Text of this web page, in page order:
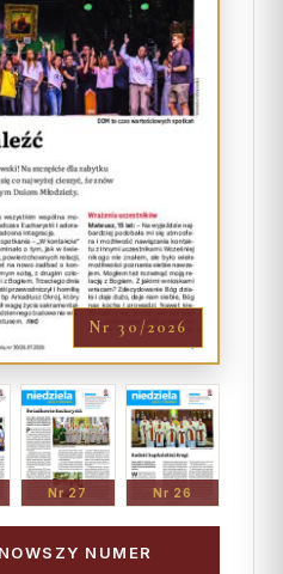
Nr 30/2026
Nr 27 Nr 26
NUMER